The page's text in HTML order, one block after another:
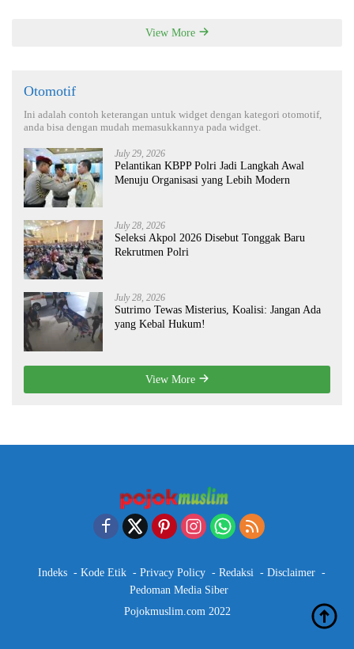
View More
Otomotif
Ini adalah contoh keterangan untuk widget dengan kategori otomotif,
anda bisa dengan mudah memasukkannya pada widget.
July 29, 2026
Pelantikan KBPP Polri Jadi Langkah Awal
Menuju Organisasi yang Lebih Modern
July 28, 2026
Seleksi Akpol 2026 Disebut Tonggak Baru
Rekrutmen Polri
July 28, 2026
Sutrimo Tewas Misterius, Koalisi: Jangan Ada
yang Kebal Hukum!
View More
Indeks Kode Etik Privacy Policy Redaksi
Disclaimer
Pedoman Media Siber
Pojokmuslim.com 2022